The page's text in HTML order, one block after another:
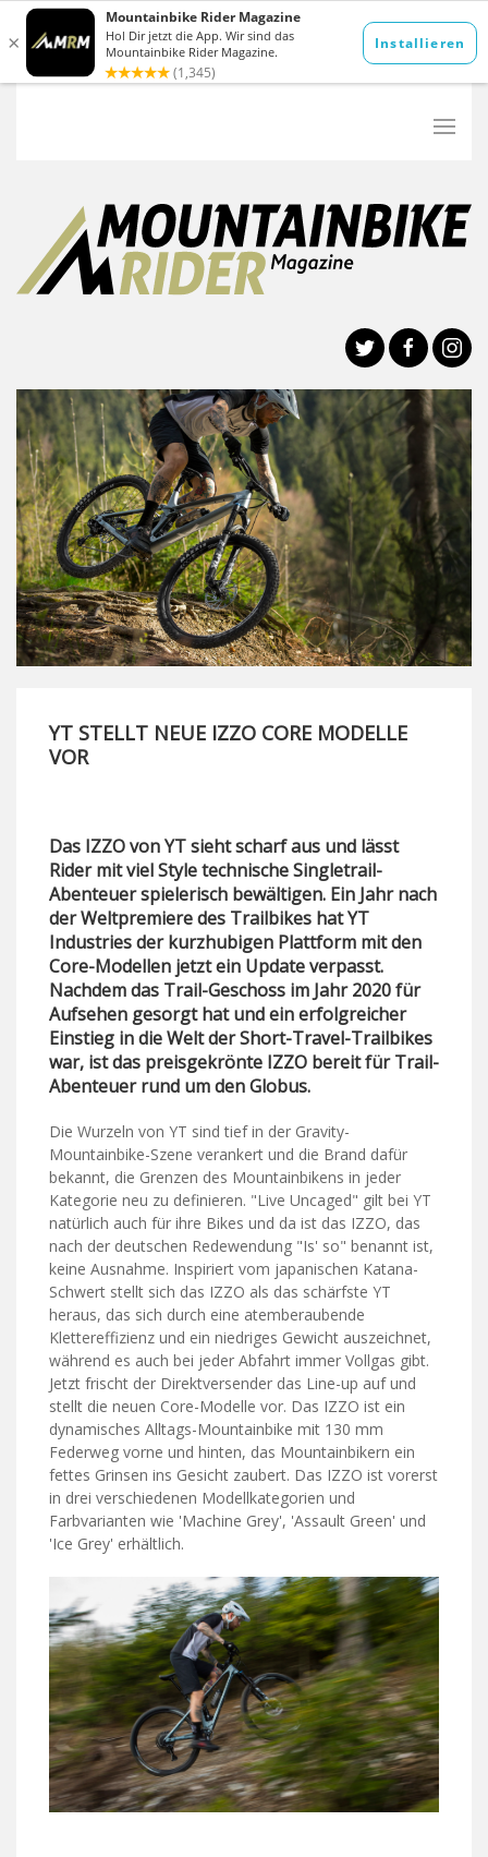
YT STELLT NEUE IZZO CORE MODELLE
VOR
Das IZZO von YT sieht scharf aus und lässt
Rider mit viel Style technische Singletrail-
Abenteuer spielerisch bewältigen. Ein Jahr nach
der Weltpremiere des Trailbikes hat YT
Industries der kurzhubigen Plattform mit den
Core-Modellen jetzt ein Update verpasst.
Nachdem das Trail-Geschoss im Jahr 2020 für
Aufsehen gesorgt hat und ein erfolgreicher
Einstieg in die Welt der Short-Travel-Trailbikes
war, ist das preisgekrönte IZZO bereit für Trail-
Abenteuer rund um den Globus.
Die Wurzeln von YT sind tief in der Gravity-
Mountainbike-Szene verankert und die Brand dafür
bekannt, die Grenzen des Mountainbikens in jeder
Kategorie neu zu definieren. "Live Uncaged" gilt bei YT
natürlich auch für ihre Bikes und da ist das IZZO, das
nach der deutschen Redewendung "Is' so" benannt ist,
keine Ausnahme. Inspiriert vom japanischen Katana-
Schwert stellt sich das IZZO als das schärfste YT
heraus, das sich durch eine atemberaubende
Klettereffizienz und ein niedriges Gewicht auszeichnet,
während es auch bei jeder Abfahrt immer Vollgas gibt.
Jetzt frischt der Direktversender das Line-up auf und
stellt die neuen Core-Modelle vor. Das IZZO ist ein
dynamisches Alltags-Mountainbike mit 130 mm
Federweg vorne und hinten, das Mountainbikern ein
fettes Grinsen ins Gesicht zaubert. Das IZZO ist vorerst
in drei verschiedenen Modellkategorien und
Farbvarianten wie 'Machine Grey', 'Assault Green' und
'Ice Grey' erhältlich.